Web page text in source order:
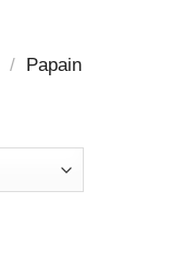
/ Papain